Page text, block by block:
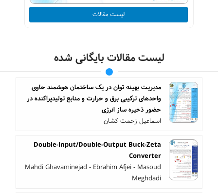
لیست مقالات
لیست مقالات بایگانی شده
مدیریت بهینه توان در یک ساختمان هوشمند حاوی
واحدهای ترکیبی برق و حرارت و منابع تولیدپراکنده در
حضور ذخیره ساز انرژی
اسماعیل زحمت کشان
Double-Input/Double-Output Buck-Zeta
Converter
Mahdi Ghavaminejad - Ebrahim Afjei - Masoud
Meghdadi